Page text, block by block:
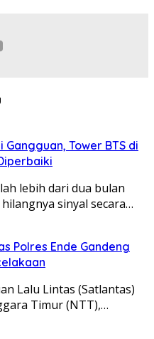
Tower BTS di
lebih dari dua bulan
sinyal secara…
Polres Ende Gandeng
Lalu Lintas (Satlantas)
Timur (NTT),…